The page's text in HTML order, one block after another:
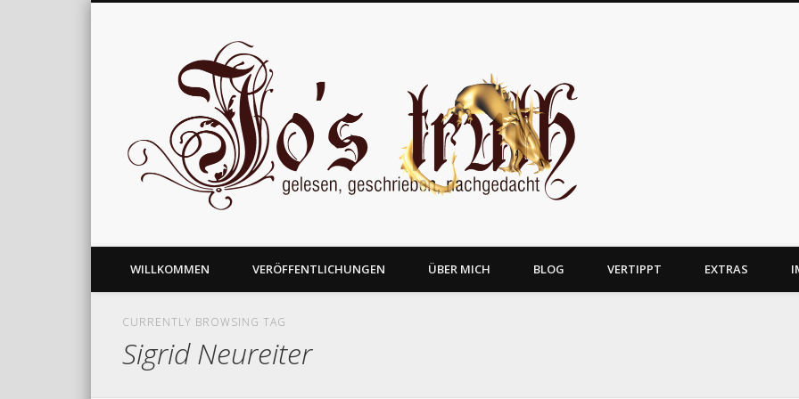
gelesen, geschrieben und nachgedacht
WILLKOMMEN VERÖFFENTLICHUNGEN ÜBER MICH BLOG VERTIPPT EXTRAS
CURRENTLY BROWSING TAG
Sigrid Neureiter